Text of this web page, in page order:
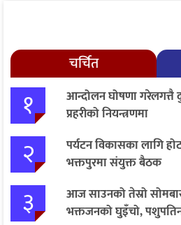
चर्चित
१
आन्दोलन घोषणा गरेलगत्तै
प्रहरीको नियन्त्रणमा
२
पर्यटन विकासका लागि
भक्तपुरमा संयुक्त बैठक
३
आज साउनको तेस्रो
भक्तजनको घुइँचो,